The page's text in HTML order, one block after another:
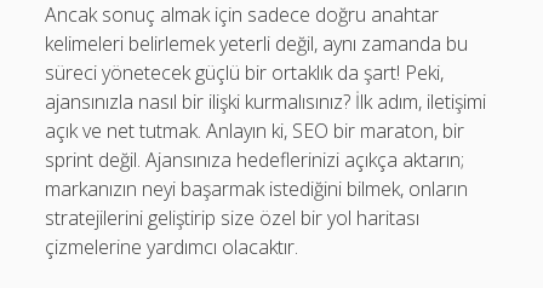
Ancak sonuç almak için sadece doğru anahtar
kelimeleri belirlemek yeterli değil, aynı zamanda bu
süreci yönetecek güçlü bir ortaklık da şart! Peki,
ajansınızla nasıl bir ilişki kurmalısınız? İlk adım, iletişimi
açık ve net tutmak. Anlayın ki, SEO bir maraton, bir
sprint değil. Ajansınıza hedeflerinizi açıkça aktarın;
markanızın neyi başarmak istediğini bilmek, onların
stratejilerini geliştirip size özel bir yol haritası
çizmelerine yardımcı olacaktır.